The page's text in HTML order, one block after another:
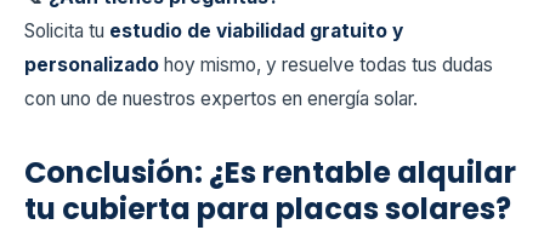
Solicita tu estudio de viabilidad gratuito y
personalizado hoy mismo, y resuelve todas tus dudas
con uno de nuestros expertos en energía solar.
Conclusión: ¿Es rentable alquilar
tu cubierta para placas solares?